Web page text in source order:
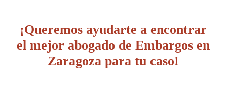
¡Queremos ayudarte a encontrar
el mejor abogado de Embargos en
Zaragoza para tu caso!